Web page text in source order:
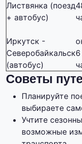
Листвянка (поезд
+ автобус)
Иркутск -
Северобайкальск
(автобус)
6
Советы
Планируйте
выбираете
Учтите
возможные